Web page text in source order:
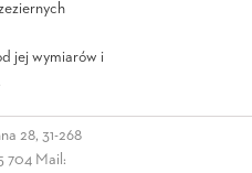
jej wymiarów i
28, 31-268
704 Mail: